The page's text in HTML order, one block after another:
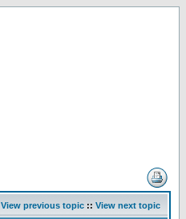
View previous topic :: View next topic